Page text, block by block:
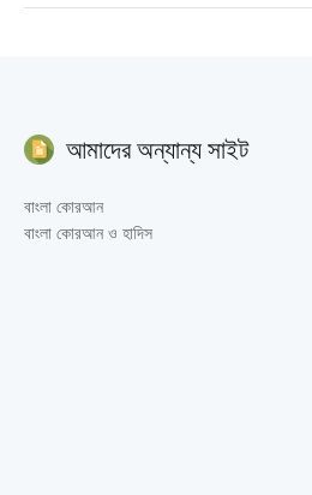
আমাদের অন্যান্য সাইট
বাংলা কোরআন
বাংলা কোরআন ও হাদিস